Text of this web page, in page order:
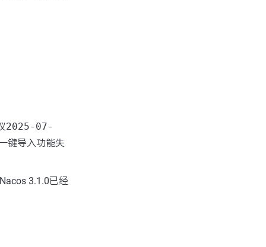
2025-07-
键导入功能失
3.1.0已经